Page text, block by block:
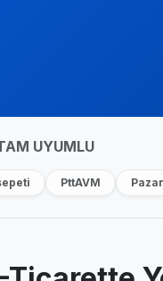
UYUMLU
PttAVM